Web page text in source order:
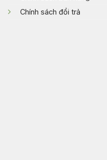
Chính sách đổi trả